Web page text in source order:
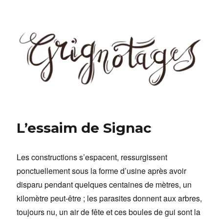
L’essaim de Signac
Les constructions s’espacent, ressurgissent
ponctuellement sous la forme d’usine après avoir
disparu pendant quelques centaines de mètres, un
kilomètre peut-être ; les parasites donnent aux arbres,
toujours nu, un air de fête et ces boules de gui sont la